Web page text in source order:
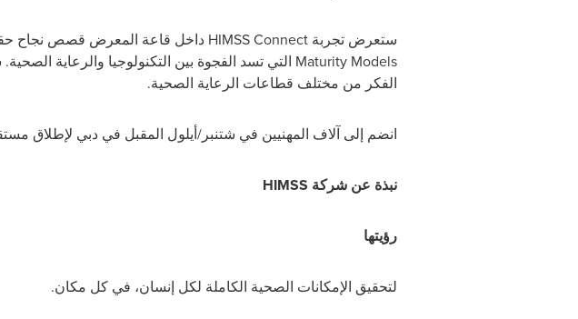
ستعرض تجربةHIMSS Connect داخل قاعة المعرض قصص نجاح
Maturity Models التي تسد الفجوة بين التكنولوجيا والرعاية
الفكر من مختلف قطاعات الرعاية الصحية.
انضم إلى آلاف المهنيين في شتنبر/أيلول المقبل في دبي لإطلاق
نبذة عن شركة HIMSS
رؤيتها
لتحقيق الإمكانات الصحية الكاملة لكل إنسان، في كل مكان.